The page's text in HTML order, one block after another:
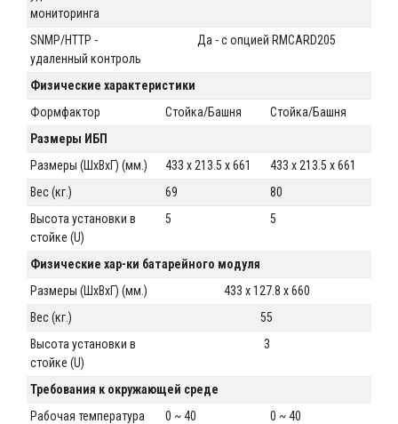
мониторинга
SNMP/HTTP -
удаленный контроль
Да - с опцией RMCARD205
Физические характеристики
Формфактор
Стойка/Башня
Стойка/Башня
Размеры ИБП
Размеры (ШхВхГ) (мм.)
433 x 213.5 x 661
433 x 213.5 x 661
Вес (кг.)
69
80
Высота установки в
стойке (U)
5 5
Физические хар-ки батарейного модуля
Размеры (ШхВхГ) (мм.)
433 x 127.8 x 660
Вес (кг.)
55
Высота установки в
стойке (U)
3
Требования к окружающей среде
Рабочая температура
0 ~ 40 0 ~ 40